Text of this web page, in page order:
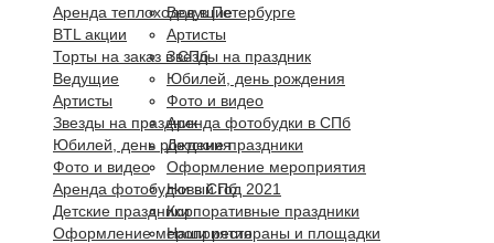
Ведущие
Артисты
Звезды на праздник
Юбилей, день рождения
Фото и видео
Аренда фотобудки в СПб
Детские праздники
Оформление мероприятия
Новый год 2021
Корпоративные праздники
Наши рестораны и площадки
Аренда теплоходов в Петербурге
BTL акции
Торты на заказ в СПб
Ведущие
Артисты
Звезды на праздник
Юбилей, день рождения
Фото и видео
Аренда фотобудки в СПб
Детские праздники
Оформление мероприятия